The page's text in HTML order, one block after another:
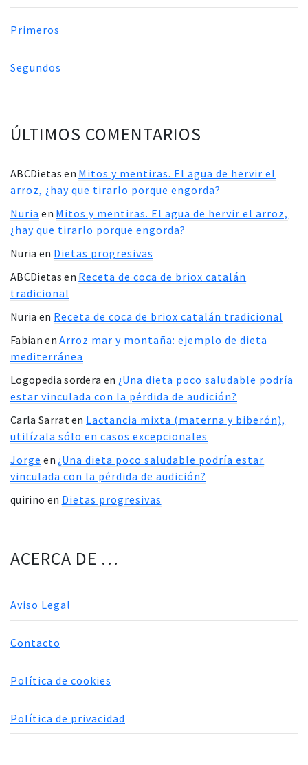
Primeros
Segundos
ÚLTIMOS COMENTARIOS
ABCDietas en Mitos y mentiras. El agua de hervir el
arroz, ¿hay que tirarlo porque engorda?
Nuria en Mitos y mentiras. El agua de hervir el arroz,
¿hay que tirarlo porque engorda?
Nuria en Dietas progresivas
ABCDietas en Receta de coca de briox catalán
tradicional
Nuria en Receta de coca de briox catalán tradicional
Fabian enArroz mar y montaña: ejemplo de dieta
mediterránea
Logopedia sordera en ¿Una dieta poco saludable podría
estar vinculada con la pérdida de audición?
Carla Sarraten Lactancia mixta (materna y biberón),
utilízala sólo en casos excepcionales
Jorge en ¿Una dieta poco saludable podría estar
vinculada con la pérdida de audición?
quirino en Dietas progresivas
ACERCA DE …
Aviso Legal
Contacto
Política de cookies
Política de privacidad